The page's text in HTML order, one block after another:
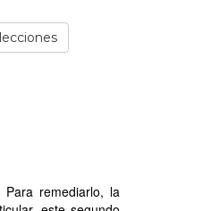
remediarlo, la